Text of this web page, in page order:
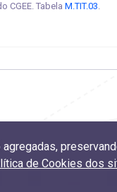
CGEE. Tabela M.TIT.03.
de Cookies dos